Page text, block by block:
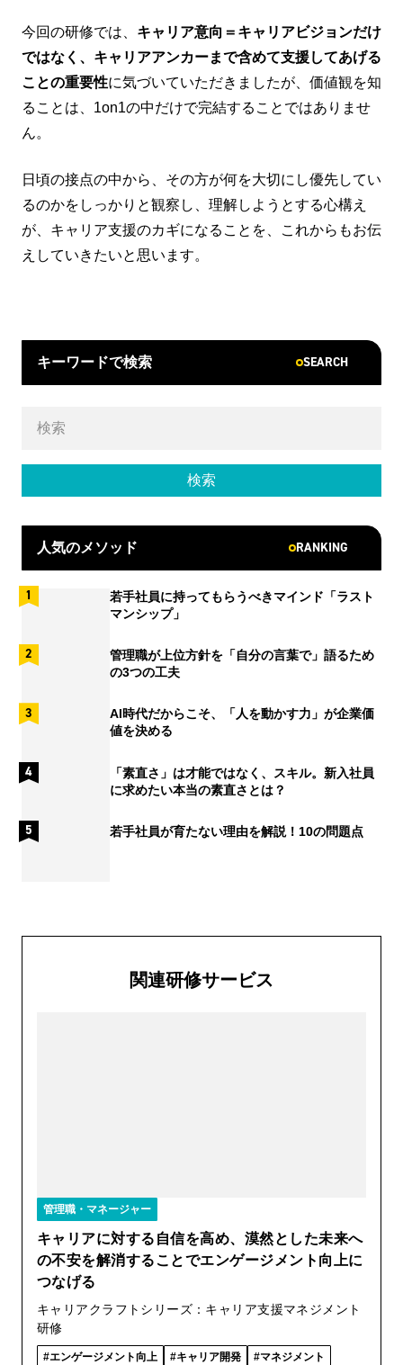
今回の研修では、 キャリア意向＝キャリアビジョンだけ
ではなく、キャリアアンカーまで含めて支援してあげる
ことの重要性に気づいていただきましたが、価値観を知
ることは、1on1の中だけで完結することではありませ
ん。
日頃の接点の中から、その方が何を大切にし優先してい
るのかをしっかりと観察し、理解しようとする心構え
が、キャリア支援のカギになることを、これからもお伝
えしていきたいと思います。
キーワードで検索 SEARCH
人気のメソッド RANKING
若手社員に持ってもらうべきマインド「ラスト
マンシップ」
管理職が上位方針を「自分の言葉で」語るため
の3つの工夫
AI時代だからこそ、「人を動かす力」が企業価
値を決める
「素直さ」は才能ではなく、スキル。新入社員
に求めたい本当の素直さとは？
若手社員が育たない理由を解説！10の問題点
関連研修サービス
管理職・マネージャー
キャリアに対する自信を高め、漠然とした未来へ
の不安を解消することでエンゲージメント向上に
つなげる
キャリアクラフトシリーズ：キャリア支援マネジメント
研修
エンゲージメント向上 キャリア開発 マネジメント